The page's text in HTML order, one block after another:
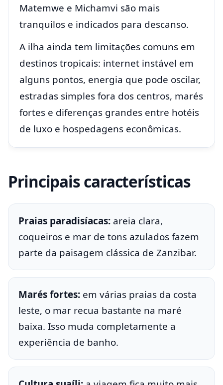
Matemwe e Michamvi são mais
tranquilos e indicados para descanso.
A ilha ainda tem limitações comuns em
destinos tropicais: internet instável em
alguns pontos, energia que pode oscilar,
estradas simples fora dos centros, marés
fortes e diferenças grandes entre hotéis
de luxo e hospedagens econômicas.
Principais características
Praias paradisíacas: areia clara,
coqueiros e mar de tons azulados fazem
parte da paisagem clássica de Zanzibar.
Marés fortes: em várias praias da costa
leste, o mar recua bastante na maré
baixa. Isso muda completamente a
experiência de banho.